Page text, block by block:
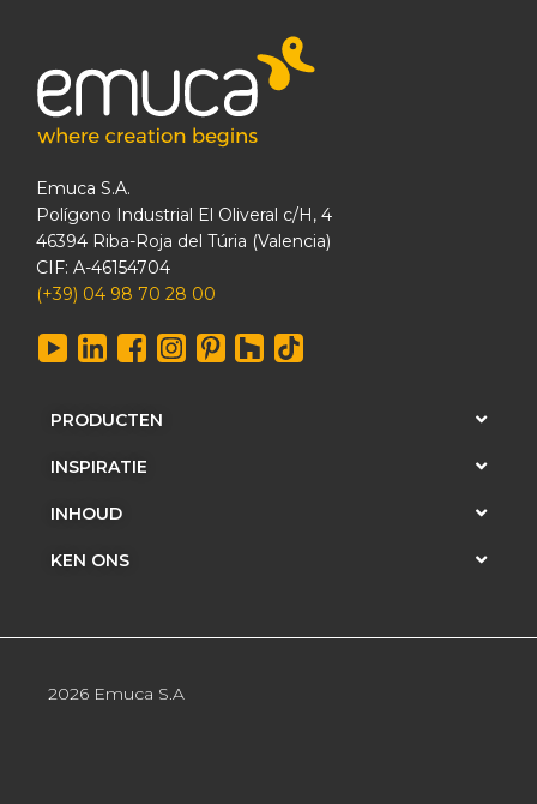
Emuca S.A.
Polígono Industrial El Oliveral c/H, 4
46394 Riba-Roja del Túria (Valencia)
CIF: A-46154704
(+39) 04 98 70 28 00
PRODUCTEN
INSPIRATIE
INHOUD
KEN ONS
2026 Emuca S.A